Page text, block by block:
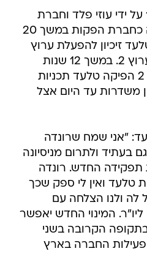
טלעד נוסדה בשנת 1973 על ידי עוזי פלד וחברת
דיסקונט השקעות ופעלה כחברת הפקות במשך 20
קיבלה טלעד זיכיון להפעלת ערוץ
מסחרי ראשון בישראל, ערוץ 2. במשך 12 שנות
פעילותה כזכיינית בערוץ 2 הפיקה טלעד תכניות
משדרות עד היום אצל
"אני שמח שרונדה
בעתיד ולתרום מניסיונה
החדש. רונדה
טלעד ואין לי ספק שכך
לה ולנו הצלחה עם
המינוי החדש יאפשר
הקרובה בשני
פעילות החברה בארץ